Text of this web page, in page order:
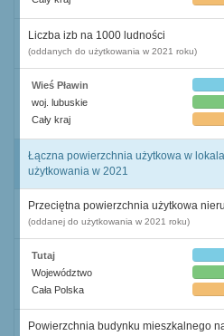
Liczba izb na 1000 ludności
(oddanych do użytkowania w 2021 roku)
Wieś Pławin
woj. lubuskie
Cały kraj
Łączna powierzchnia użytkowa w
użytkowania w 2021
Przeciętna powierzchnia użytkowa
(oddanej do użytkowania w 2021 roku)
Tutaj
Województwo
Cała Polska
Powierzchnia budynku mieszkalnego